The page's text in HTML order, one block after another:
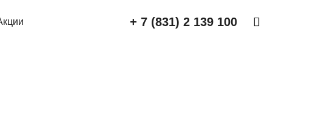
+ 7 (831) 2 139 100